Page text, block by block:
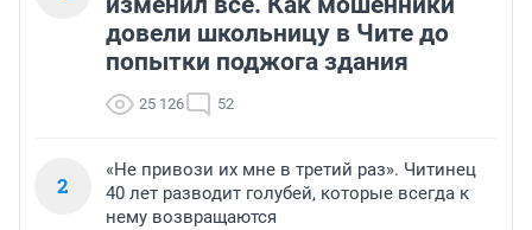
довели школьницу в Чите до
попытки поджога здания
25 126 52
2
«Не привози их мне в третий раз». Читинец
40 лет разводит голубей, которые всегда к
нему возвращаются